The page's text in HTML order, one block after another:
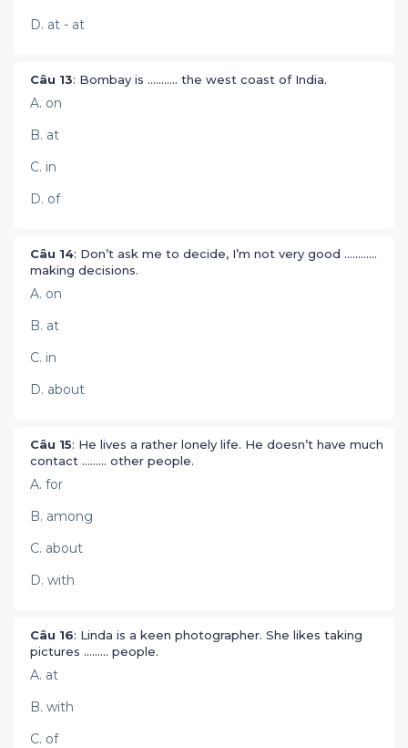
D. at - at
Câu 13: Bombay is ........... the west coast of India.
A. on
B. at
C. in
D. of
Câu 14: Don’t ask me to decide, I’m not very good ............
making decisions.
A. on
B. at
C. in
D. about
Câu 15: He lives a rather lonely life. He doesn’t have much
contact ......... other people.
A. for
B. among
C. about
D. with
Câu 16: Linda is a keen photographer. She likes taking
pictures ......... people.
A. at
B. with
C. of